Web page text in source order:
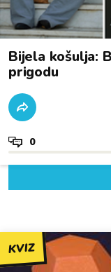
Bijela košulja:
prigodu
0
KVIZ